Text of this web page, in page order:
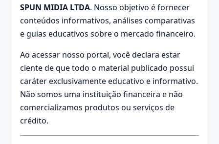
SPUN MIDIA LTDA. Nosso objetivo é fornecer
conteúdos informativos, análises comparativas
e guias educativos sobre o mercado financeiro.
Ao acessar nosso portal, você declara estar
ciente de que todo o material publicado possui
caráter exclusivamente educativo e informativo.
Não somos uma instituição financeira e não
comercializamos produtos ou serviços de
crédito.